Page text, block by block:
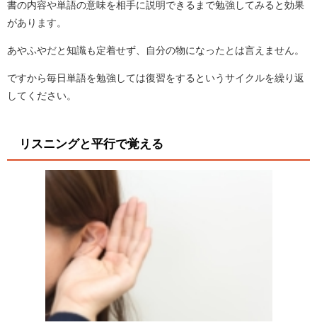
書の内容や単語の意味を相手に説明できるまで勉強してみると効果
があります。
あやふやだと知識も定着せず、自分の物になったとは言えません。
ですから毎日単語を勉強しては復習をするというサイクルを繰り返
してください。
リスニングと平行で覚える